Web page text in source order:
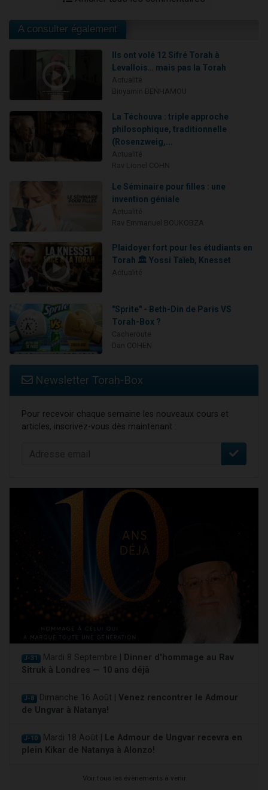
A consulter également
Ils ont volé 12 Sifré Torah à
Levallois… mais pas la Torah
La Téchouva : triple approche
philosophique, traditionnelle
(Rosenzweig,...
Le Séminaire pour filles : une
invention géniale
Plaidoyer fort pour les étudiants en
Torah 🏛️ Yossi Taïeb, Knesset
"Sprite" - Beth-Din de Paris VS
Torah-Box ?
Newsletter Torah-Box
Pour recevoir chaque semaine les nouveaux cours et
articles, inscrivez-vous dès maintenant :
J-31 Mardi 8 Septembre |
Dinner d'hommage au Rav
Sitruk à Londres — 10 ans déjà
J-8 Dimanche 16 Août | Venez rencontrer le Admour
de Ungvar à Natanya!
J-10 Mardi 18 Août |
Le Admour de Ungvar recevra en
plein Kikar de Natanya à Alonzo!
Voir tous les événements à venir